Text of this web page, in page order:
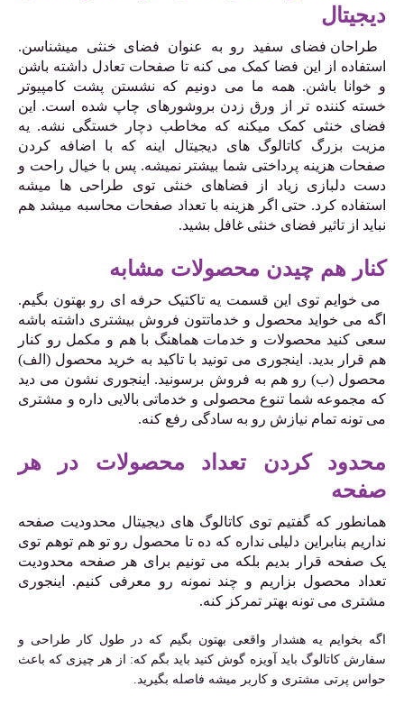
دیجیتال
طراحان فضای سفید رو به عنوان فضای خنثی میشناسن.
استفاده از این فضا کمک می کنه تا صفحات تعادل داشته باشن
و خوانا باشن. همه ما می دونیم که نشستن پشت کامپیوتر
خسته کننده تر از ورق زدن بروشورهای چاپ شده است. این
فضای خنثی کمک میکنه که مخاطب دچار خستگی نشه. یه
مزیت بزرگ کاتالوگ های دیجیتال اینه که با اضافه کردن
صفحات هزینه پرداختی شما بیشتر نمیشه. پس با خیال راحت و
دست دلبازی زیاد از فضاهای خنثی توی طراحی ها میشه
استفاده کرد. حتی اگر هزینه با تعداد صفحات محاسبه میشد هم
نباید از تاثیر فضای خنثی غافل بشید.
کنار هم چیدن محصولات مشابه
می خوایم توی این قسمت یه تاکتیک حرفه ای رو بهتون بگیم.
اگه می خواید محصول و خدماتتون فروش بیشتری داشته باشه
سعی کنید محصولات و خدمات هماهنگ با هم و مکمل رو کنار
هم قرار بدید. اینجوری می تونید با تاکید به خرید محصول (الف)
محصول (ب) رو هم به فروش برسونید. اینجوری نشون می دید
که مجموعه شما تنوع محصولی و خدماتی بالایی داره و مشتری
می تونه تمام نیازش رو به سادگی رفع کنه.
محدود کردن تعداد محصولات در هر
صفحه
همانطور که گفتیم توی کاتالوگ های دیجیتال محدودیت صفحه
نداریم بنابراین دلیلی نداره که ده تا محصول رو تو هم توهم توی
یک صفحه قرار بدیم بلکه می تونیم برای هر صفحه محدودیت
تعداد محصول بزاریم و چند نمونه رو معرفی کنیم. اینجوری
مشتری می تونه بهتر تمرکز کنه.
اگه بخوایم یه هشدار واقعی بهتون بگیم که در طول کار طراحی و
سفارش کاتالوگ باید آویزه گوش کنید باید بگم که: از هر چیزی که باعث
حواس پرتی مشتری و کاربر میشه فاصله بگیرید.